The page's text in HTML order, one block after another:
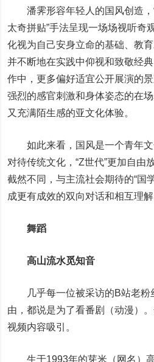
潘霁形容年轻人的国风创造，
太奇拼贴”手法呈现一场场视听奇
化视为自己安身立命的基础、教
并不断地在实践中仰视和致敬经
作中，更多偏好适宜公开展演的
强烈的感官刺激和身体姿态的在
又充满陌生感的亚文化体验。
如此来看，国风是一个青年文
对待传统文化，“Z世代”更加自由
截然不同，与主流社会期待的“国
成更有成效的双向对话和相互理解
舞蹈
高山流水觅知音
几乎每一位被采访的B站老粉
由，都说是为了看番剧（动漫）
视频内容吸引。
生于1993年的芽米（网名）高